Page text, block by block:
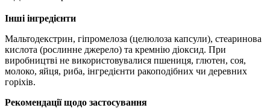
Інші інгредієнти
Мальтодекстрин, гіпромелоза (целюлоза капсули), стеаринова
кислота (рослинне джерело) та кремнію діоксид. При
виробництві не використовувалися пшениця, глютен, соя,
молоко, яйця, риба, інгредієнти ракоподібних чи деревних
горіхів.
Рекомендації щодо застосування